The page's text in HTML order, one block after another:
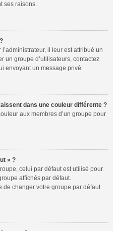
ses raisons.
il leur est attribué un
un groupe d’utilisateurs, contactez
envoyant un message privé.
dans une couleur différente ?
aux membres d’un groupe pour
» ?
celui par défaut est utilisé pour
affichés par défaut.
de changer votre groupe par défaut